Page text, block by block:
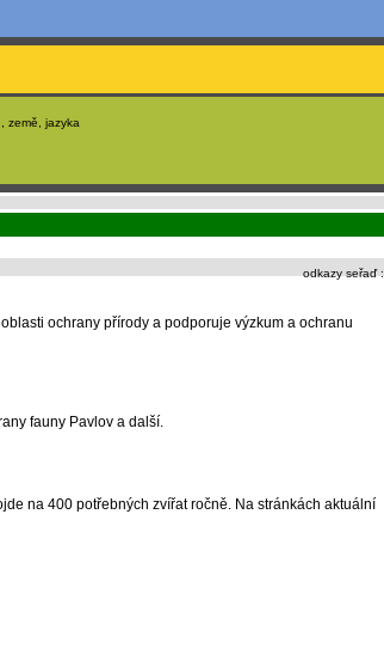
země, jazyka
odkazy seřaď :
ochrany přírody a podporuje výzkum a ochranu
fauny Pavlov a další.
na 400 potřebných zvířat ročně. Na stránkách aktuální